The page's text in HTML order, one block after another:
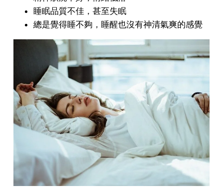
睡眠品質不佳，甚至失眠
總是覺得睡不夠，睡醒也沒有神清氣爽的感覺